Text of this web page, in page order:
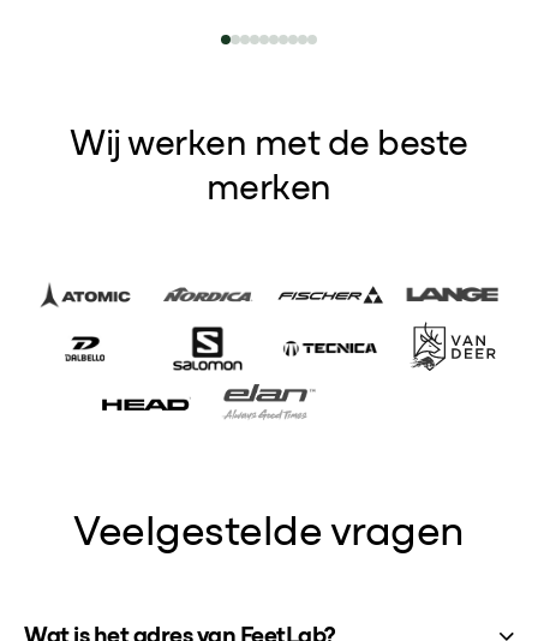
Wij werken met de beste
merken
Veelgestelde vragen
Wat is het adres van FeetLab?